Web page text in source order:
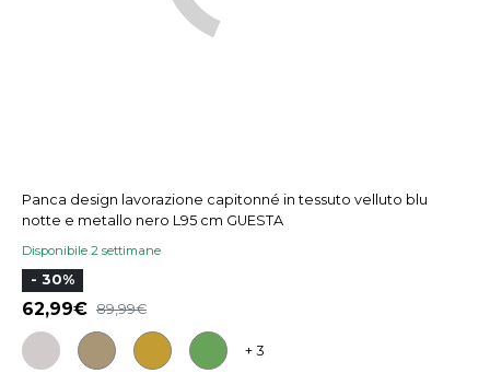
Panca design lavorazione capitonné in tessuto velluto blu
notte e metallo nero L95 cm GUESTA
Disponibile 2 settimane
- 30%
62,99 89,99
+ 3